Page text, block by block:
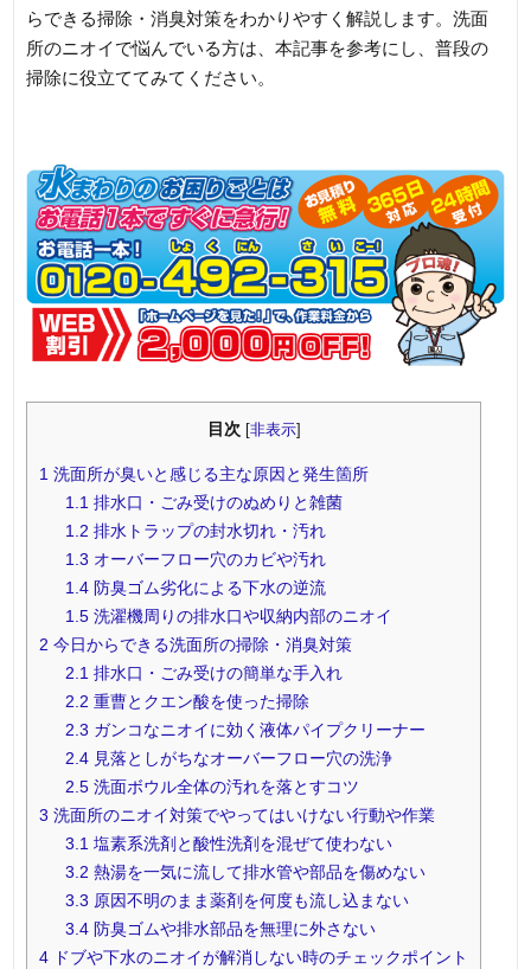
らできる掃除・消臭対策をわかりやすく解説します。洗面
所のニオイで悩んでいる方は、本記事を参考にし、普段の
掃除に役立ててみてください。
目次 [非表示]
1 洗面所が臭いと感じる主な原因と発生箇所
1.1 排水口・ごみ受けのぬめりと雑菌
1.2 排水トラップの封水切れ・汚れ
1.3 オーバーフロー穴のカビや汚れ
1.4防臭ゴム劣化による下水の逆流
1.5洗濯機周りの排水口や収納内部のニオイ
2 今日からできる洗面所の掃除・消臭対策
2.1 排水口・ごみ受けの簡単な手入れ
2.2 重曹とクエン酸を使った掃除
2.3 ガンコなニオイに効く液体パイプクリーナー
2.4見落としがちなオーバーフロー穴の洗浄
2.5洗面ボウル全体の汚れを落とすコツ
3 洗面所のニオイ対策でやってはいけない行動や作業
3.1 塩素系洗剤と酸性洗剤を混ぜて使わない
3.2 熱湯を一気に流して排水管や部品を傷めない
3.3 原因不明のまま薬剤を何度も流し込まない
3.4防臭ゴムや排水部品を無理に外さない
4 ドブや下水のニオイが解消しない時のチェックポイント